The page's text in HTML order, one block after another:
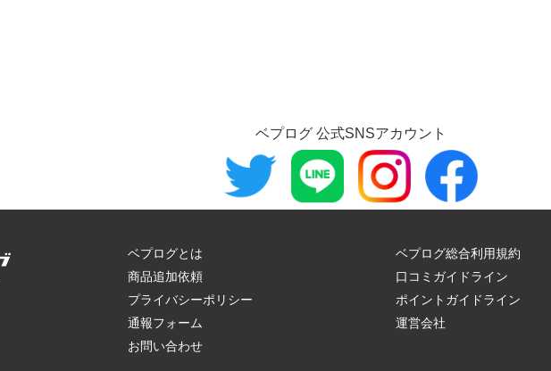
ベプログ 公式SNSアカウント
ベプログとは
商品追加依頼
プライバシーポリシー
通報フォーム
お問い合わせ
ベプログ総合利用規約
口コミガイドライン
ポイントガイドライン
運営会社